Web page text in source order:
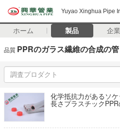
Yuyao Xinghua Pipe
ホーム 製品 企
品質 PPRのガラス繊維の合成の管
化学抵抗力があるソ
長さプラスチック